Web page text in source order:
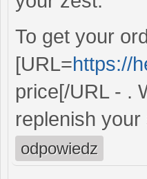
To get your
[URL=https://
price[/URL - .
replenish
odpowiedz